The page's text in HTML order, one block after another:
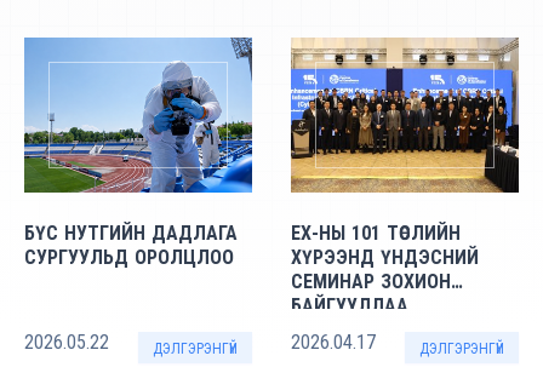
ХЭМЖЭЭНД ОРОЛЦЛОО
БҮС НУТГИЙН ДАДЛАГА
СУРГУУЛЬД ОРОЛЦЛОО
2026.05.22 ДЭЛГЭРЭНГҮЙ
ЕХ-НЫ 101 ТӨСЛИЙН
ХҮРЭЭНД ҮНДЭСНИЙ
СЕМИНАР ЗОХИОН
БАЙГУУЛЛАА
2026.04.17
ДЭЛГЭРЭНГҮЙ